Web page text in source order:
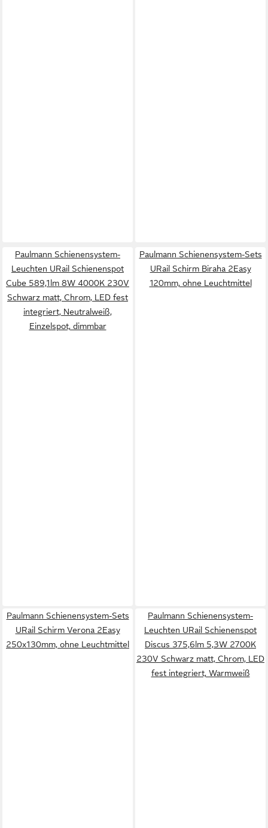
Paulmann Schienensystem-
Leuchten URail Schienenspot
Cube 589,1lm 8W 4000K 230V
Schwarz matt, Chrom, LED fest
integriert, Neutralweiß,
Einzelspot, dimmbar
Paulmann Schienensystem-Sets
URail Schirm Biraha 2Easy
120mm, ohne Leuchtmittel
Paulmann Schienensystem-Sets
URail Schirm Verona 2Easy
250x130mm, ohne Leuchtmittel
Paulmann Schienensystem-
Leuchten URail Schienenspot
Discus 375,6lm 5,3W 2700K
230V Schwarz matt, Chrom, LED
fest integriert, Warmweiß